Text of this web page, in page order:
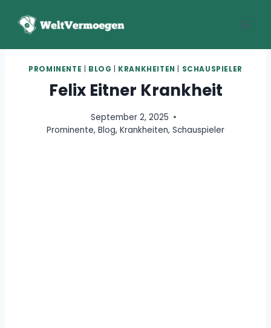
Inhalt
PROMINENTE BLOG KRANKHEITEN SCHAUSPIELER
Felix Eitner Krankheit
September 2, 2025
Prominente, Blog, Krankheiten, Schauspieler